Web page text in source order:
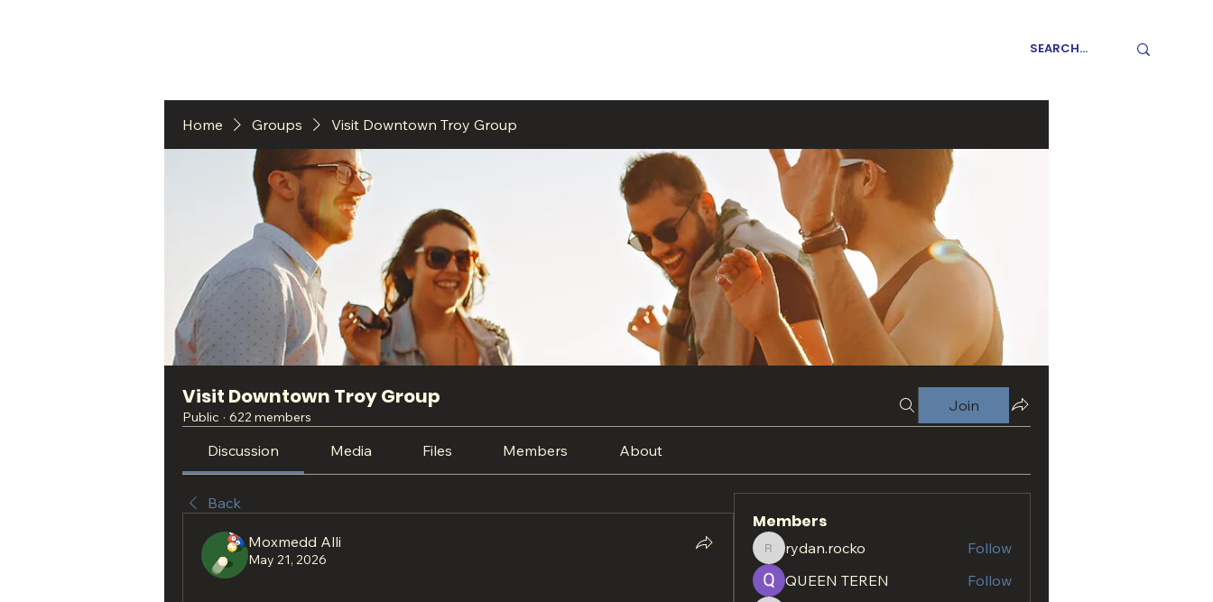
Home Groups Visit Downtown Troy Group
Visit Downtown Troy Group
Public · 622 members
Join
Discussion Media Files Members About
Back
Moxmedd Alli
May 21, 2026
Members
rydan.rocko
rydan.rocko
Follow
QUEEN TEREN
Follow